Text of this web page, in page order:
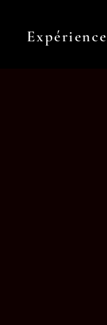
Expérience